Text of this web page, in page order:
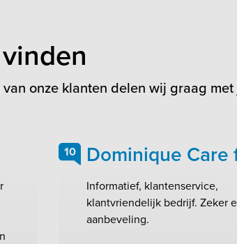
onze klanten delen wij graag met
10 Dominique Care
Informatief, klantenservice,
klantvriendelijk bedrijf. Zeker
aanbeveling.